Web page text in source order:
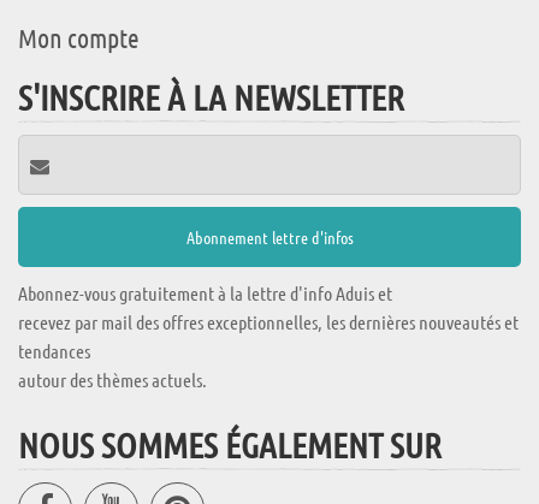
Mon compte
S'INSCRIRE À LA NEWSLETTER
Abonnez-vous gratuitement à la lettre d'info Aduis et
recevez par mail des offres exceptionnelles, les dernières nouveautés et
tendances
autour des thèmes actuels.
NOUS SOMMES ÉGALEMENT SUR